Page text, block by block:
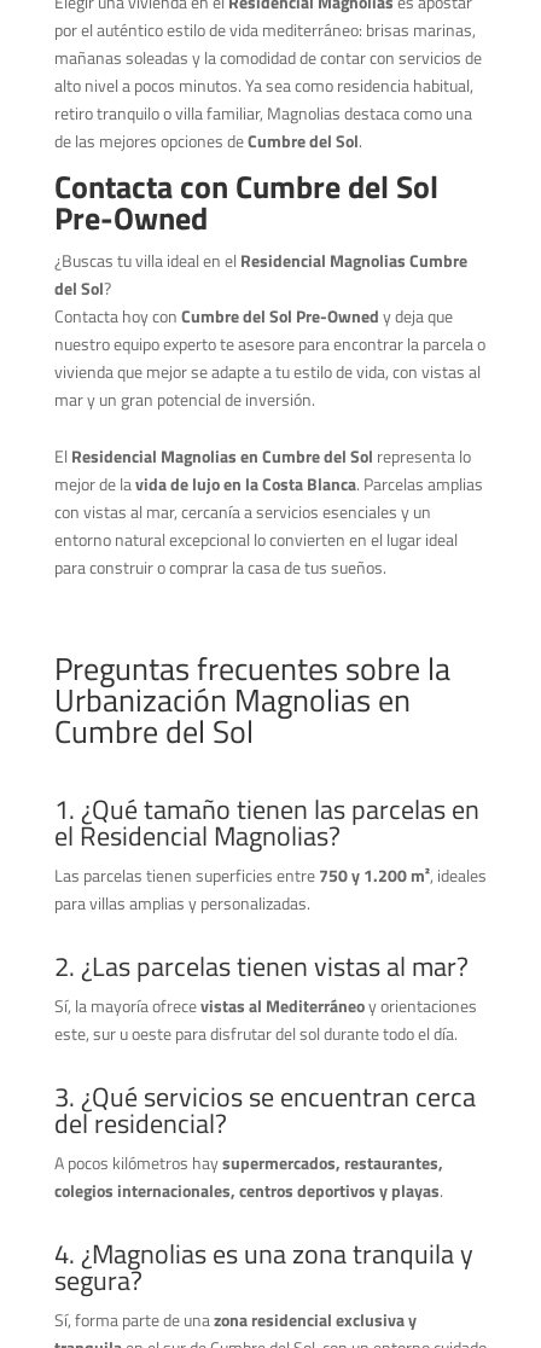
por el auténtico estilo de vida mediterráneo: brisas marinas,
mañanas soleadas y la comodidad de contar con servicios de
alto nivel a pocos minutos. Ya sea como residencia habitual,
retiro tranquilo o villa familiar, Magnolias destaca como una
de las mejores opciones deCumbre del Sol.
Contacta con Cumbre del Sol
Pre-Owned
¿Buscas tu villa ideal en el Residencial Magnolias Cumbre
del Sol?
Contacta hoy conCumbre del Sol Pre-Ownedy deja que
nuestro equipo experto te asesore para encontrar la parcela o
vivienda que mejor se adapte a tu estilo de vida, con vistas al
mar y un gran potencial de inversión.
El Residencial Magnolias en Cumbre del Sol representa lo
mejor de lavida de lujo en la Costa Blanca. Parcelas amplias
con vistas al mar, cercanía a servicios esenciales y un
entorno natural excepcional lo convierten en el lugar ideal
para construir o comprar la casa de tus sueños.
Preguntas frecuentes sobre la
Urbanización Magnolias en
Cumbre del Sol
1. ¿Qué tamaño tienen las parcelas en
el Residencial Magnolias?
Las parcelas tienen superficies entre750 y 1.200 m², ideales
para villas amplias y personalizadas.
2. ¿Las parcelas tienen vistas al mar?
Sí, la mayoría ofrecevistas al Mediterráneoy orientaciones
este, sur u oeste para disfrutar del sol durante todo el día.
3. ¿Qué servicios se encuentran cerca
del residencial?
A pocos kilómetros haysupermercados, restaurantes,
colegios internacionales, centros deportivos y playas.
4. ¿Magnolias es una zona tranquila y
segura?
Sí, forma parte de unazona residencial exclusiva y